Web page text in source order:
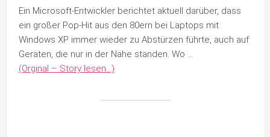
Ein Microsoft-Entwickler berichtet aktuell darüber, dass
ein großer Pop-Hit aus den 80ern bei Laptops mit
Windows XP immer wieder zu Abstürzen führte, auch auf
Geräten, die nur in der Nähe standen. Wo …
(Orginal – Story lesen…)